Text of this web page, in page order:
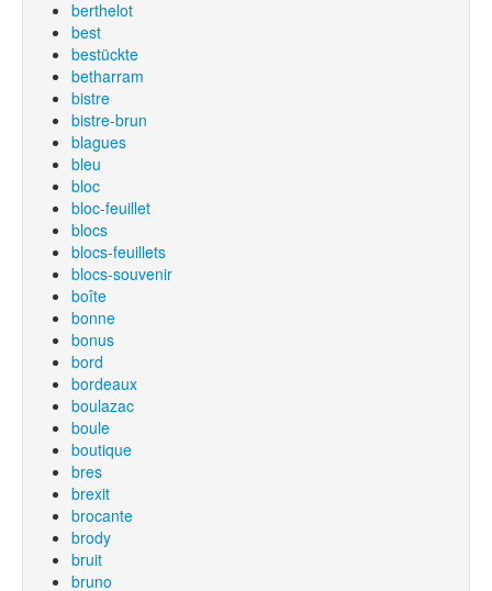
berthelot
best
bestückte
betharram
bistre
bistre-brun
blagues
bleu
bloc
bloc-feuillet
blocs
blocs-feuillets
blocs-souvenir
boîte
bonne
bonus
bord
bordeaux
boulazac
boule
boutique
bres
brexit
brocante
brody
bruit
bruno